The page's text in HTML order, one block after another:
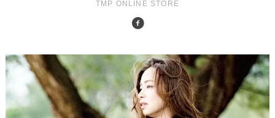
TMP ONLINE STORE